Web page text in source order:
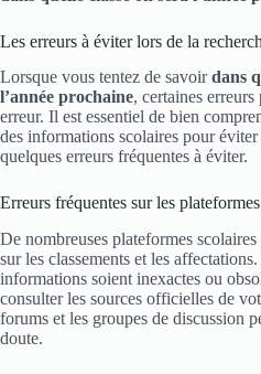
Les erreurs à éviter lors de la
Lorsque vous tentez de savoirdans
l’année prochaine, certaines
erreur. Il est essentiel de bien
des informations scolaires pour
quelques erreurs fréquentes à éviter.
Erreurs fréquentes sur les
De nombreuses plateformes
sur les classements et les
informations soient inexactes ou
consulter les sources officielles de
forums et les groupes de discussion
doute.